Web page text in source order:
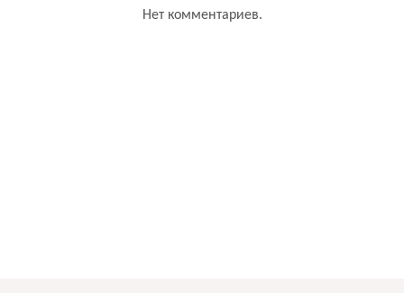
Нет комментариев.